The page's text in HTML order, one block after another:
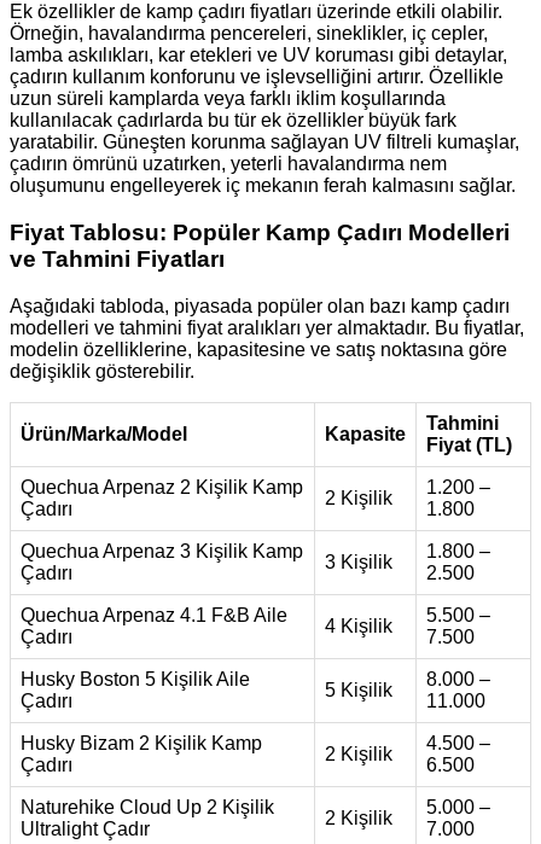
Ek özellikler de kamp çadırı fiyatları üzerinde etkili olabilir.
Örneğin, havalandırma pencereleri, sineklikler, iç cepler,
lamba askılıkları, kar etekleri ve UV koruması gibi detaylar,
çadırın kullanım konforunu ve işlevselliğini artırır. Özellikle
uzun süreli kamplarda veya farklı iklim koşullarında
kullanılacak çadırlarda bu tür ek özellikler büyük fark
yaratabilir. Güneşten korunma sağlayan UV filtreli kumaşlar,
çadırın ömrünü uzatırken, yeterli havalandırma nem
oluşumunu engelleyerek iç mekanın ferah kalmasını sağlar.
Fiyat Tablosu: Popüler Kamp Çadırı Modelleri
ve Tahmini Fiyatları
Aşağıdaki tabloda, piyasada popüler olan bazı kamp çadırı
modelleri ve tahmini fiyat aralıkları yer almaktadır. Bu fiyatlar,
modelin özelliklerine, kapasitesine ve satış noktasına göre
değişiklik gösterebilir.
Ürün/Marka/Model Kapasite
Tahmini
Fiyat (TL)
Quechua Arpenaz 2 Kişilik Kamp
Çadırı
2 Kişilik
1.200 –
1.800
Quechua Arpenaz 3 Kişilik Kamp
Çadırı
3 Kişilik
1.800 –
2.500
Quechua Arpenaz 4.1 F&B Aile
Çadırı
4 Kişilik
5.500 –
7.500
Husky Boston 5 Kişilik Aile
Çadırı
5 Kişilik
8.000 –
11.000
Husky Bizam 2 Kişilik Kamp
Çadırı
2 Kişilik
4.500 –
6.500
Naturehike Cloud Up 2 Kişilik
Ultralight Çadır
2 Kişilik
5.000 –
7.000